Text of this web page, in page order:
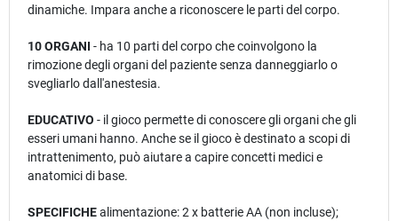
dinamiche. Impara anche a riconoscere le parti del corpo.
10 ORGANI - ha 10 parti del corpo che coinvolgono la
rimozione degli organi del paziente senza danneggiarlo o
svegliarlo dall'anestesia.
EDUCATIVO - il gioco permette di conoscere gli organi che gli
esseri umani hanno. Anche se il gioco è destinato a scopi di
intrattenimento, può aiutare a capire concetti medici e
anatomici di base.
SPECIFICHEalimentazione: 2 x batterie AA (non incluse);